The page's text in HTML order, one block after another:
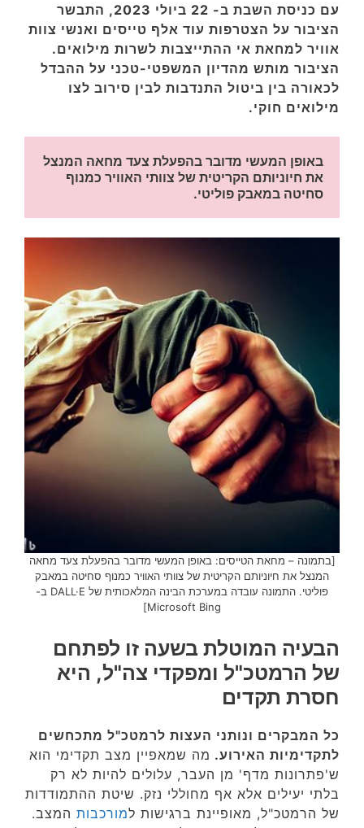
עם כניסת השבת ב- 22 ביולי 2023, התבשר
הציבור על הצטרפות עוד אלף טייסים ואנשי צוות
אוויר למחאת אי ההתייצבות לשרות מילואים.
הציבור מותש מהדיון המשפטי-טכני על ההבדל
לכאורה בין ביטול התנדבות לבין סירוב לצו
מילואים חוקי.
סחיטה במאבק פוליטי.
[בתמונה – מחאת הטייסים: באופן המעשי מדובר בהפעלת צעד מחאה
המנצל את חיוניותם הקריטית של צוותי האוויר כמנוף סחיטה במאבק
פוליטי. התמונה עובדה במערכת הבינה המלאכותית של DALL·E ב-
Microsoft Bing]
הבעיה המוטלת בשעה זו לפתחם
של הרמטכ"ל ומפקדי צה"ל, היא
חסרת תקדים
כל המבקרים ונותני העצות לרמטכ"ל מתכחשים
לתקדימיות האירוע. מה שמאפיין מצב תקדימי הוא
ש'פתרונות מדף' מן העבר, עלולים להיות לא רק
בלתי יעילים אלא אף מחוללי נזק. שיטת ההתמודדות
של הרמטכ"ל, מאופיינת ברגישות למורכבות המצב.